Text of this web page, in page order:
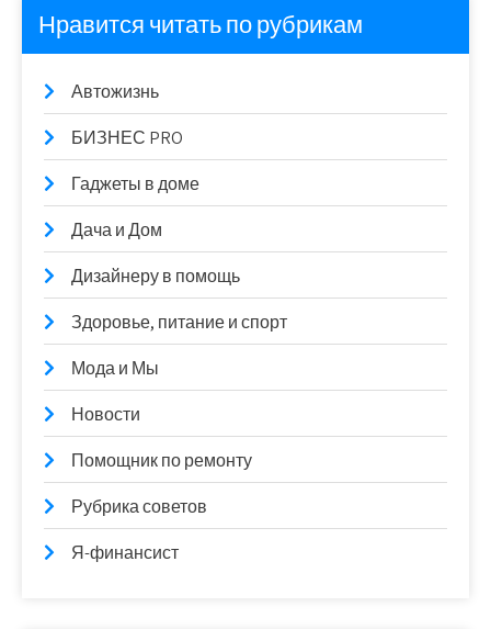
Нравится читать по рубрикам
Автожизнь
БИЗНЕС PRO
Гаджеты в доме
Дача и Дом
Дизайнеру в помощь
Здоровье, питание и спорт
Мода и Мы
Новости
Помощник по ремонту
Рубрика советов
Я-финансист